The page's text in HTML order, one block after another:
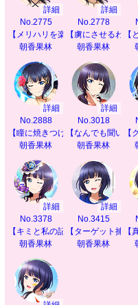
詳細
No.2775
【メリハリを楽しんで】
朝香果林
詳細
No.2778
【虜にさせるわ】
朝香果林
【
詳細
No.2888
【瞳に焼きつけて】
朝香果林
詳細
No.3018
【なんでも聞いて】
朝香果林
【
詳細
No.3378
【キミと私の記録】
朝香果林
詳細
No.3415
【ターゲット捕捉
朝香果林
【